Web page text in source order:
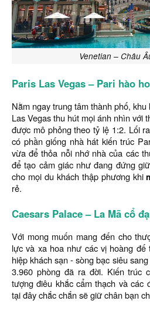
Venetian – Châu
Paris Las Vegas – Pari hào
Nằm ngay trung tâm thành phố,
Las Vegas thu hút mọi ánh nhìn với
được mô phỏng theo tỷ lệ 1:2. Lối
có phần giống nhà hát kiến trúc
vừa để thỏa nỗi nhớ nhà của các
để tạo cảm giác như đang đứng
cho mọi du khách thập phương khi
rẻ.
Caesars Palace – La Mã cổ
Với mong muốn mang đến cho
lực và xa hoa như các vị hoàng
hiệp khách sạn - sòng bạc siêu
3.960 phòng đã ra đời. Kiến trúc
tượng điêu khắc cẩm thạch và các
tại đây chắc chắn sẽ giữ chân bạn